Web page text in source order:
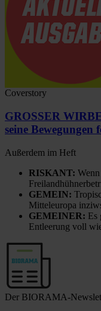
Coverstory
GROSSER
seine Bewegungen
Außerdem im Heft
RISKANT:
GEMEIN:
Mitteleuropa
GEMEINER: Es
Entleerung voll
Der BIORAMA-